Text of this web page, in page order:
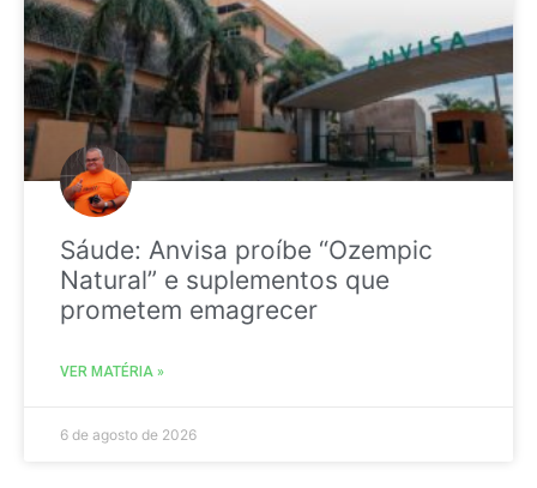
Sáude: Anvisa proíbe “Ozempic
Natural” e suplementos que
prometem emagrecer
VER MATÉRIA »
6 de agosto de 2026